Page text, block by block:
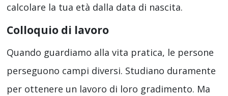
calcolare la tua età dalla data di nascita.
Colloquio di lavoro
Quando guardiamo alla vita pratica, le persone
perseguono campi diversi. Studiano duramente
per ottenere un lavoro di loro gradimento. Ma